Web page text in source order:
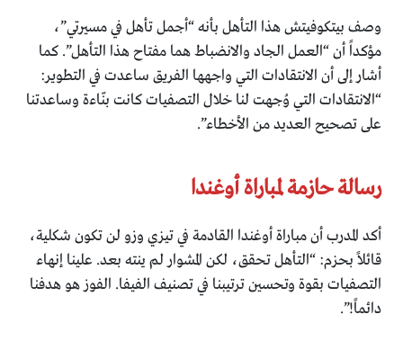
وصف بيتكوفيتش هذا التأهل بأنه “أجمل تأهل في مسيرتي”،
مؤكداً أن “العمل الجاد والانضباط هما مفتاح هذا التأهل”. كما
أشار إلى أن الانتقادات التي واجهها الفريق ساعدت في التطوير:
“الانتقادات التي وُجهت لنا خلال التصفيات كانت بنّاءة وساعدتنا
على تصحيح العديد من الأخطاء”.
رسالة حازمة لمباراة أوغندا
أكد المدرب أن مباراة أوغندا القادمة في تيزي وزو لن تكون شكلية،
قائلاً بحزم: “التأهل تحقق، لكن المشوار لم ينته بعد. علينا إنهاء
التصفيات بقوة وتحسين ترتيبنا في تصنيف الفيفا. الفوز هو هدفنا
دائماً!”.